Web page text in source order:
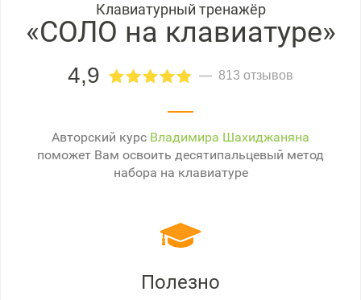
Клавиатурный тренажёр
«СОЛО на клавиатуре»
4,9 813 отзывов
Авторский курс Владимира Шахиджаняна
поможет Вам освоить десятипальцевый метод
набора на клавиатуре
Полезно